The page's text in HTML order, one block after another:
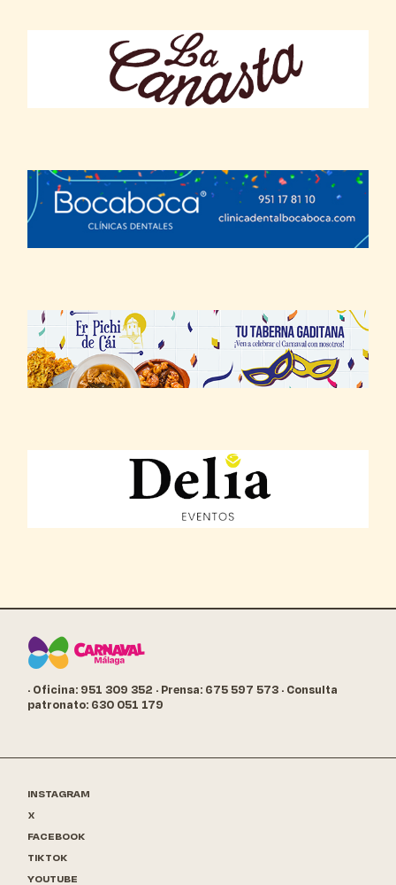
· Oficina: 951 309 352 · Prensa: 675 597 573 · Consulta
patronato: 630 051 179
INSTAGRAM
X
FACEBOOK
TIKTOK
YOUTUBE